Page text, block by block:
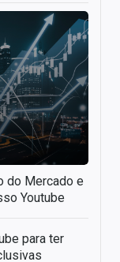
do Mercado e
Youtube
para ter